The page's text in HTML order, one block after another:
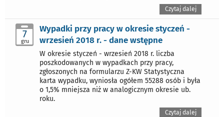
Czytaj dalej
7
gru
Wypadki przy pracy w okresie styczeń -
wrzesień 2018 r. - dane wstępne
W okresie styczeń - wrzesień 2018 r. liczba
poszkodowanych w wypadkach przy pracy,
zgłoszonych na formularzu Z-KW Statystyczna
karta wypadku, wyniosła ogółem 55288 osób i była
o 1,5% mniejsza niż w analogicznym okresie ub.
roku.
Czytaj dalej